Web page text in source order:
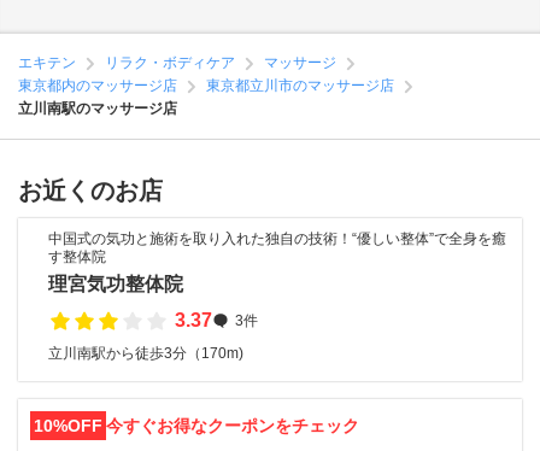
エキテン リラク・ボディケア
マッサージ
東京都内のマッサージ店
東京都立川市のマッサージ店
立川南駅のマッサージ店
お近くのお店
中国式の気功と施術を取り入れた独自の技術！“優しい整体”で全身を癒
す整体院
理宮気功整体院
3.37
3件
立川南駅から徒歩3分（170m)
10%OFF 今すぐお得なクーポンをチェック